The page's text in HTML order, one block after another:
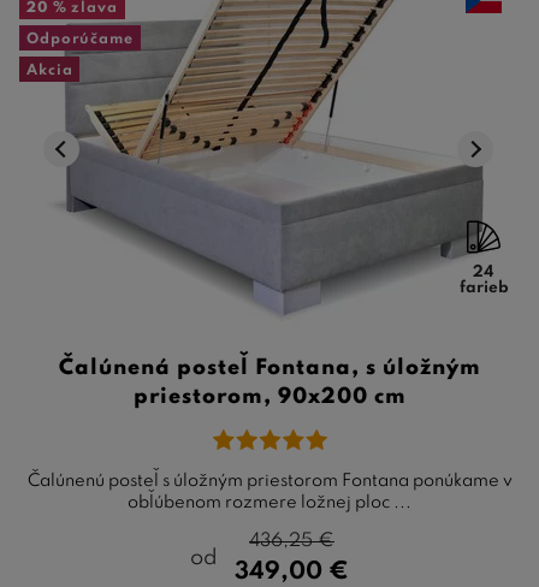
20 % zľava
Odporúčame
Akcia
24
farieb
Čalúnená posteľ Fontana, s úložným
priestorom, 90x200 cm
Čalúnenú posteľ s úložným priestorom Fontana ponúkame v
obľúbenom rozmere ložnej ploc ...
od
349,00 €
436,25€